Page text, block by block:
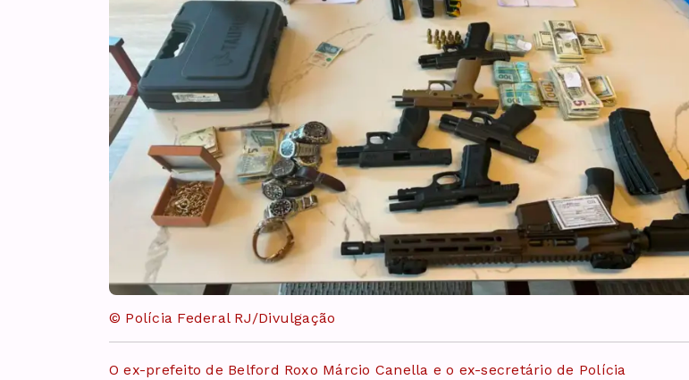
© Polícia Federal RJ/Divulgação
O ex-prefeito de Belford Roxo Márcio Canella e o ex-secretário de Polícia